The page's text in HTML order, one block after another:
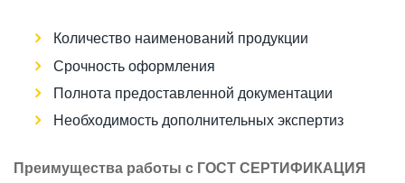
Количество наименований продукции
Срочность оформления
Полнота предоставленной документации
Необходимость дополнительных экспертиз
Преимущества работы с ГОСТ СЕРТИФИКАЦИЯ